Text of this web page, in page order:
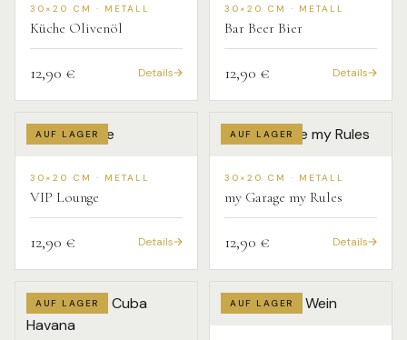
30×20 CM · METALL
Küche Olivenöl
12,90 € Details
30×20 CM · METALL
Bar Beer Bier
12,90 € Details
AUF LAGER
30×20 CM · METALL
VIP Lounge
12,90 € Details
AUF LAGER
30×20 CM · METALL
my Garage my Rules
12,90 € Details
AUF LAGER AUF LAGER